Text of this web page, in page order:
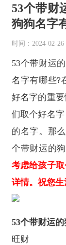
53个带财
狗狗名字
时间：2024-02-26
53个带财运
名字有哪些?
好名字的重
们取个好名
的名字。那
个带财运的
考虑给孩子
详情。祝您生
53个带财运
旺财